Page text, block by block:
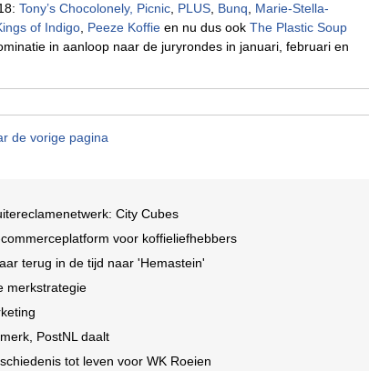
Tony’s Chocolonely, Picnic PLUS Bunq
Marie-Stella-
of Indigo Peeze Koffie en nu dus ook The Plastic Soup
in aanloop naar de juryrondes in januari, februari en
de vorige pagina
City Cubes
voor koffieliefhebbers
terug in de tijd naar 'Hemastein'
merkstrategie
PostNL daalt
tot leven voor WK Roeien